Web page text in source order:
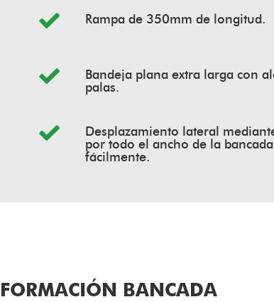
Rampa de 350mm de longitud.
Bandeja plana extra larga con
palas.
Desplazamiento lateral
por todo el ancho de la
fácilmente.
FORMACIÓN BANCADA